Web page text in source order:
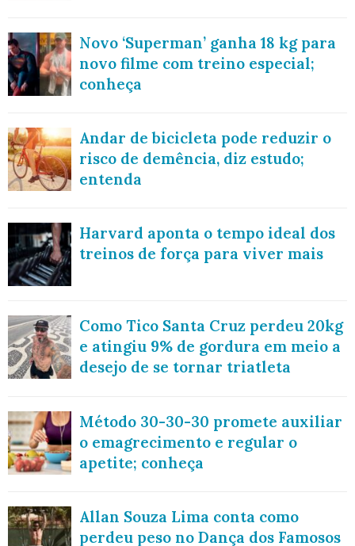
Novo ‘Superman’ ganha 18 kg para
novo filme com treino especial;
conheça
Andar de bicicleta pode reduzir o
risco de demência, diz estudo;
entenda
Harvard aponta o tempo ideal dos
treinos de força para viver mais
Como Tico Santa Cruz perdeu 20kg
e atingiu 9% de gordura em meio a
desejo de se tornar triatleta
Método 30-30-30 promete auxiliar
o emagrecimento e regular o
apetite; conheça
Allan Souza Lima conta como
perdeu peso no Dança dos Famosos